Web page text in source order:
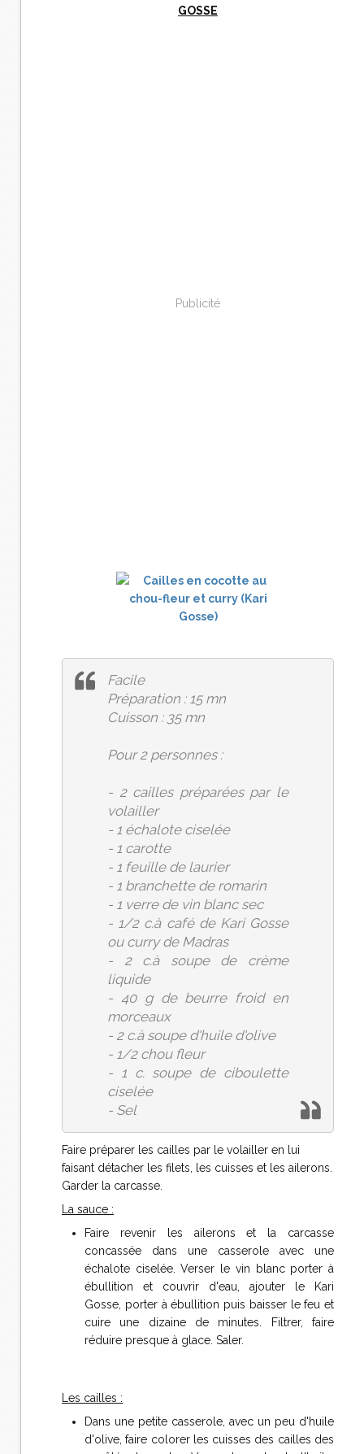
GOSSE
Publicité
Facile
Préparation : 15 mn
Cuisson : 35 mn
Pour 2 personnes :
- 2 cailles préparées par le
volailler
- 1 échalote ciselée
- 1 carotte
- 1 feuille de laurier
- 1 branchette de romarin
- 1 verre de vin blanc sec
- 1/2 c.à café de Kari Gosse
ou curry de Madras
- 2 c.à soupe de crème
liquide
- 40 g de beurre froid en
morceaux
- 2 c.à soupe d'huile d'olive
- 1/2 chou fleur
- 1 c. soupe de ciboulette
ciselée
- Sel
Faire préparer les cailles par le volailler en lui
faisant détacher les filets, les cuisses et les ailerons.
Garder la carcasse.
La sauce :
Faire revenir les ailerons et la carcasse
concassée dans une casserole avec une
échalote ciselée. Verser le vin blanc porter à
ébullition et couvrir d'eau, ajouter le Kari
Gosse, porter à ébullition puis baisser le feu et
cuire une dizaine de minutes. Filtrer, faire
réduire presque à glace. Saler.
Les cailles :
Dans une petite casserole, avec un peu d'huile
d'olive, faire colorer les cuisses des cailles des